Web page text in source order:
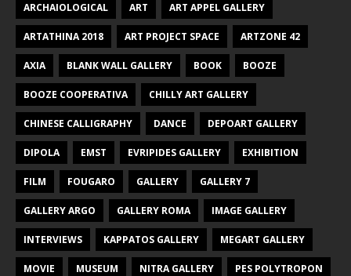
ARCHAIOLOGICAL ART ART APPEL GALLERY
ARTATHINA 2018 ART PROJECT SPACE ARTZONE 42
AXIA BLANK WALL GALLERY BOOK BOOZE
BOOZE COOPERATIVA CHILLY ART GALLERY
CHINESE CALLIGRAPHY DANCE DEPOART GALLERY
DIPOLA EMST EVRIPIDES GALLERY EXHIBITION
FILM FOUGARO GALLERY GALLERY 7
GALLERY ARGO GALLERY ROMA IMAGE GALLERY
INTERVIEWS KAPPATOS GALLERY MEGART GALLERY
MOVIE MUSEUM NITRA GALLERY PES POLYTROPON